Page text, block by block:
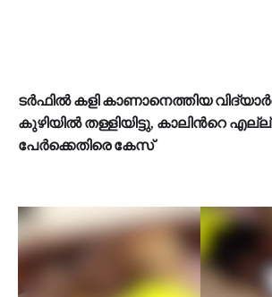
ടർഫിൽ കളി കാണാനെത്തിയ
കുഴിയിൽ തള്ളിയിട്ടു, കാലിന്‍റെ എല്ല്
പേർക്കെതിരെ കേസ്